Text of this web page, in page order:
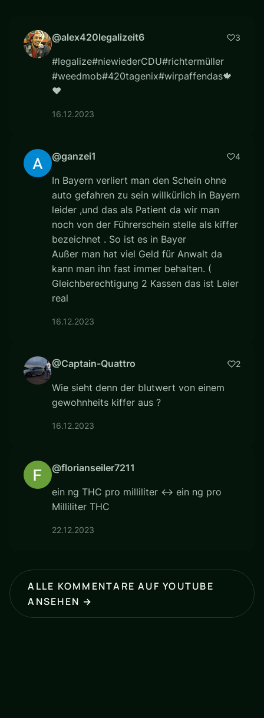
@alex420legalizeit6 3
#legalize#niewiederCDU#richtermüller
#weedmob#420tagenix#wirpaffendas🍁
❤️
16.12.2023
@ganzei1 4
In Bayern verliert man den Schein ohne
auto gefahren zu sein willkürlich in Bayern
leider ,und das als Patient da wir man
noch von der Führerschein stelle als kiffer
bezeichnet . So ist es in Bayer
Außer man hat viel Geld für Anwalt da
kann man ihn fast immer behalten. (
Gleichberechtigung 2 Kassen das ist Leier
real
16.12.2023
@Captain-Quattro 2
Wie sieht denn der blutwert von einem
gewohnheits kiffer aus ?
16.12.2023
@florianseiler7211
ein ng THC pro milliliter <-> ein ng pro
Milliliter THC
22.12.2023
ALLE KOMMENTARE AUF YOUTUBE
ANSEHEN →